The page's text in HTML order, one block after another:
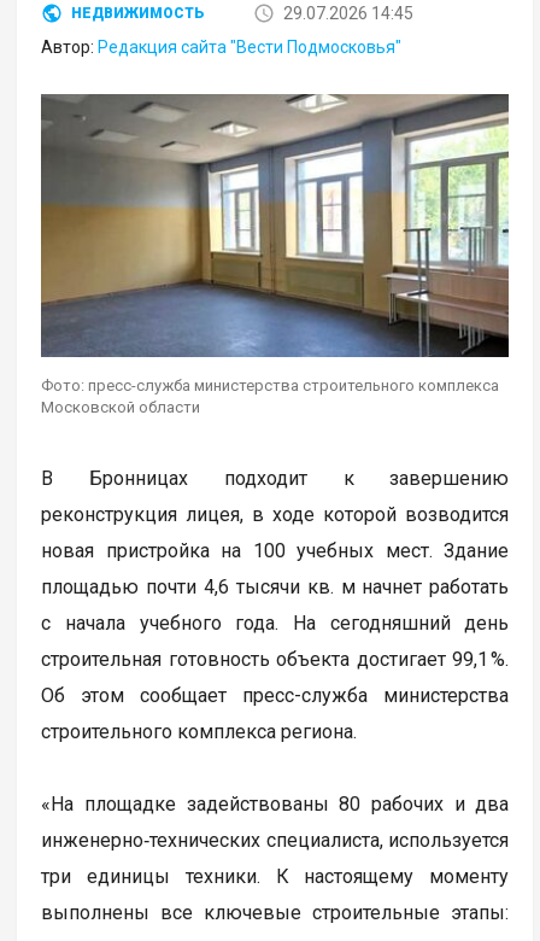
НЕДВИЖИМОСТЬ
29.07.2026 14:45
Автор: Редакция сайта "Вести Подмосковья"
Фото: пресс-служба министерства строительного комплекса
Московской области
В Бронницах подходит к завершению
реконструкция лицея, в ходе которой возводится
новая пристройка на 100 учебных мест. Здание
площадью почти 4,6 тысячи кв. м начнет работать
с начала учебного года. На сегодняшний день
строительная готовность объекта достигает 99,1 %.
Об этом сообщает пресс-служба министерства
строительного комплекса региона.
«На площадке задействованы 80 рабочих и два
инженерно‑технических специалиста, используется
три единицы техники. К настоящему моменту
выполнены все ключевые строительные этапы: